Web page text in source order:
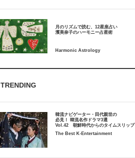
月のリズムで読む、12星座占い
TRENDING
韓流ナビゲーター・田代親世の
必見！ 韓流名作ドラマ3選
Vol.42 朝鮮時代からのタイムスリップ
The Best K-Entertainment